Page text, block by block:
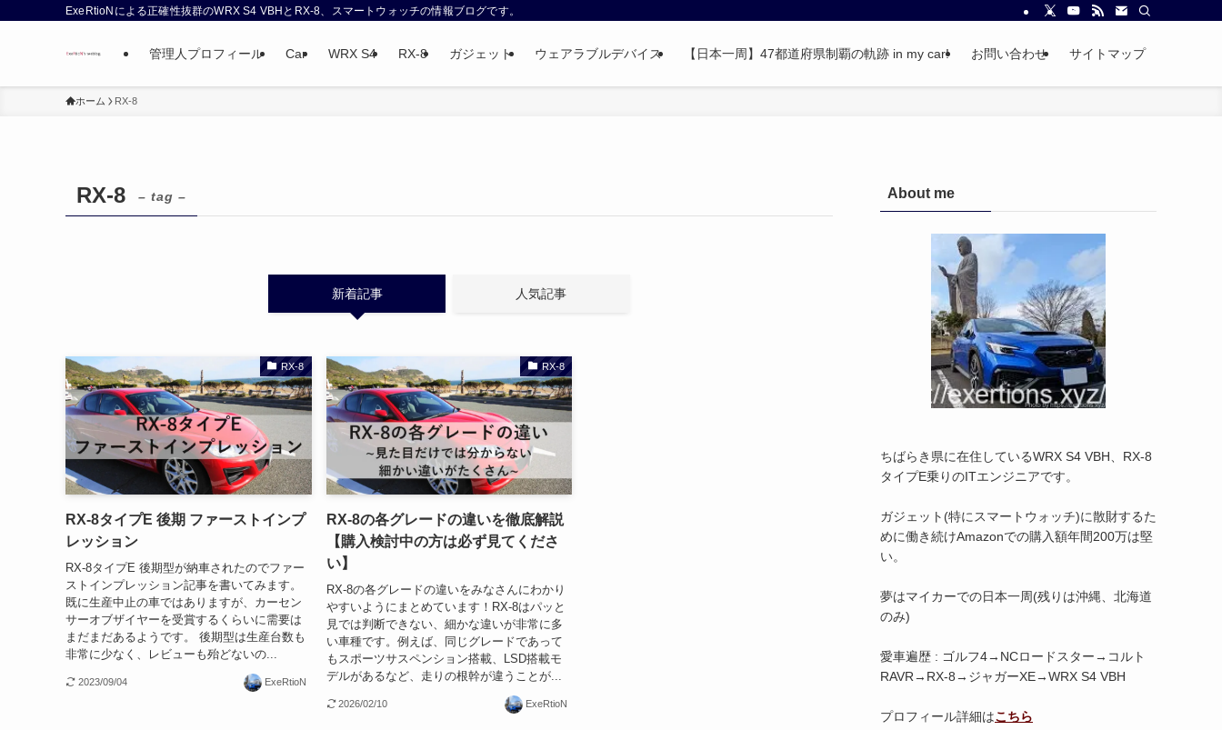
ExeRtioNによる正確性抜群のWRX S4 VBHとRX-8、スマートウォッチの情報ブログです。
管理人プロフィール Car WRX S4 RX-8 ガジェット ウェアラブルデバイス 【日本一周】47都道府県制覇の軌跡 in my car! お問い合わせ サイトマップ
ホーム RX-8
RX-8 – tag –
新着記事 人気記事
RX-8
RX-8タイプE 後期 ファーストインプ
レッション
RX-8タイプE 後期型が納車されたのでファー
ストインプレッション記事を書いてみます。
既に生産中止の車ではありますが、カーセン
サーオブザイヤーを受賞するくらいに需要は
まだまだあるようです。 後期型は生産台数も
非常に少なく、レビューも殆どないの...
2023/09/04 ExeRtioN
RX-8
RX-8の各グレードの違いを徹底解説
【購入検討中の方は必ず見てくださ
い】
RX-8の各グレードの違いをみなさんにわかり
やすいようにまとめています！RX-8はパッと
見では判断できない、細かな違いが非常に多
い車種です。例えば、同じグレードであって
もスポーツサスペンション搭載、LSD搭載モ
デルがあるなど、走りの根幹が違うことが...
2026/02/10 ExeRtioN
About me
ちばらき県に在住しているWRX S4 VBH、RX-8
タイプE乗りのITエンジニアです。
ガジェット(特にスマートウォッチ)に散財するた
めに働き続けAmazonでの購入額年間200万は堅
い。
夢はマイカーでの日本一周(残りは沖縄、北海道
のみ)
愛車遍歴 : ゴルフ4→NCロードスター→コルト
RAVR→RX-8→ジャガーXE→WRX S4 VBH
プロフィール詳細はこちら